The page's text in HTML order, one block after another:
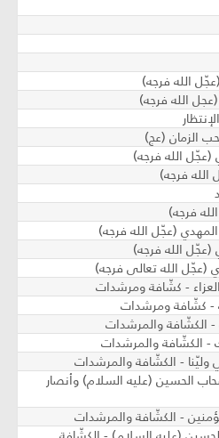
الله فرجه)
(عجل الله فرجه)
الزمان (عج)
(عجّل الله فرجه)
فرجه)
فرجه)
(عجّل الله فرجه)
(عجّل الله فرجه)
(عجّل الله تعالى فرجه)
- كشّافة ومرشدات
- كشّافة ومرشدات
- الكشّافة والمرشدات
- الكشّافة والمرشدات
- الكشّافة والمرشدات
الحسين (عليه السلام) وأنصار
- الكشّافة والمرشدات